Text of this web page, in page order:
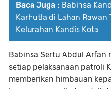
Baca Juga : Babinsa
Karhutla di Lahan Rawan
Kelurahan Kandis Kota
Babinsa Sertu Abdul Arfan
setiap pelaksanaan patroli
memberikan himbauan